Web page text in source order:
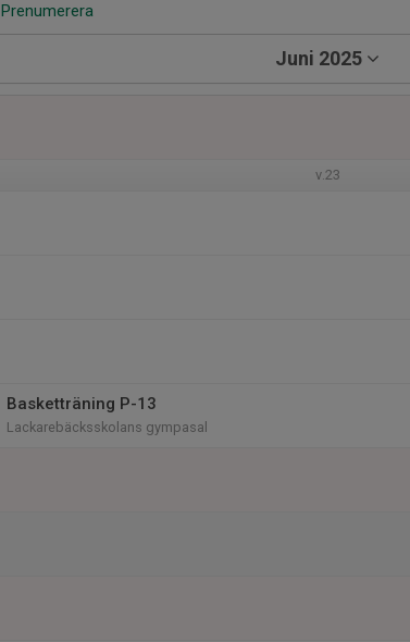
Prenumerera
Juni 2025
v.23
Basketträning P-13
Lackarebäcksskolans gympasal